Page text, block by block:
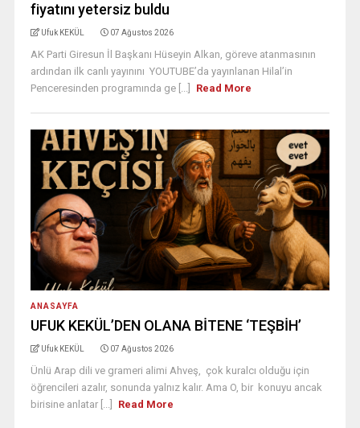
fiyatını yetersiz buldu
Ufuk KEKÜL 07 Ağustos 2026
AK Parti Giresun İl Başkanı Hüseyin Alkan, göreve atanmasının
ardından ilk canlı yayınını YOUTUBE’da yayınlanan Hilal’in
Penceresinden programında ge [...]
Read More
ANASAYFA
UFUK KEKÜL’DEN OLANA BİTENE ‘TEŞBİH’
Ufuk KEKÜL 07 Ağustos 2026
Ünlü Arap dili ve grameri alimi Ahveş, çok kuralcı olduğu için
öğrencileri azalır, sonunda yalnız kalır. Ama O, bir konuyu ancak
birisine anlatar [...]
Read More